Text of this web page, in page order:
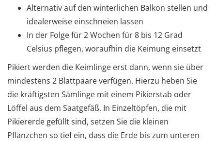
Alternativ auf den winterlichen Balkon stellen und
idealerweise einschneien lassen
In der Folge für 2 Wochen für 8 bis 12 Grad
Celsius pflegen, woraufhin die Keimung einsetzt
Pikiert werden die Keimlinge erst dann, wenn sie über
mindestens 2 Blattpaare verfügen. Hierzu heben Sie
die kräftigsten Sämlinge mit einem Pikierstab oder
Löffel aus dem Saatgefäß. In Einzeltöpfen, die mit
Pikiererde gefüllt sind, setzen Sie die kleinen
Pflänzchen so tief ein, dass die Erde bis zum unteren